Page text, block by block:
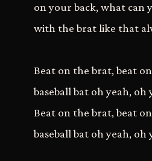
on your back, what can
with the brat like that
Beat on the brat, beat
baseball bat oh yeah, oh
Beat on the brat, beat
baseball bat oh yeah, oh